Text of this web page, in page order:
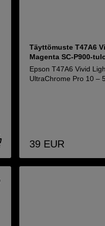
Täyttömuste T47A6
Magenta SC-P900-
Epson T47A6 Vivid
UltraChrome Pro 10 –
39 EUR